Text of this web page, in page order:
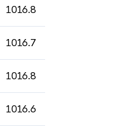
1016.8
1016.7
1016.8
1016.6